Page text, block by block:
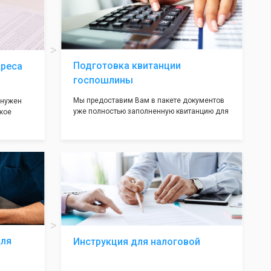
в
полною
не
все
Подготовка квитанции
госпошлины
Мы предоставим Вам в пакете документов
уже полностью заполненную квитанцию для
посредственно в налоговой инспекции при
подаче документов на регистрацию.
Инструкция для налоговой